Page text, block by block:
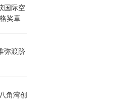
国际空
奖章
弥渡跻
角湾创